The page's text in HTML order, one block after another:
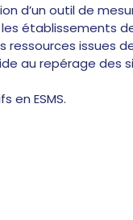
d’un outil de
établissements
issues
au repérage
en ESMS.